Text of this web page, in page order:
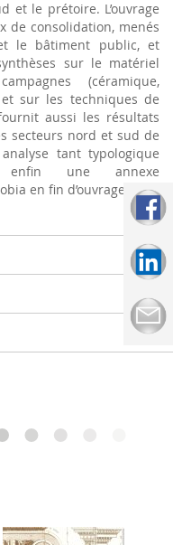
et le prétoire. L’ouvrage
de consolidation, menés
le bâtiment public, et
sur le matériel
(céramique,
sur les techniques de
aussi les résultats
secteurs nord et sud de
tant typologique
enfin une annexe
en fin d’ouvrage.